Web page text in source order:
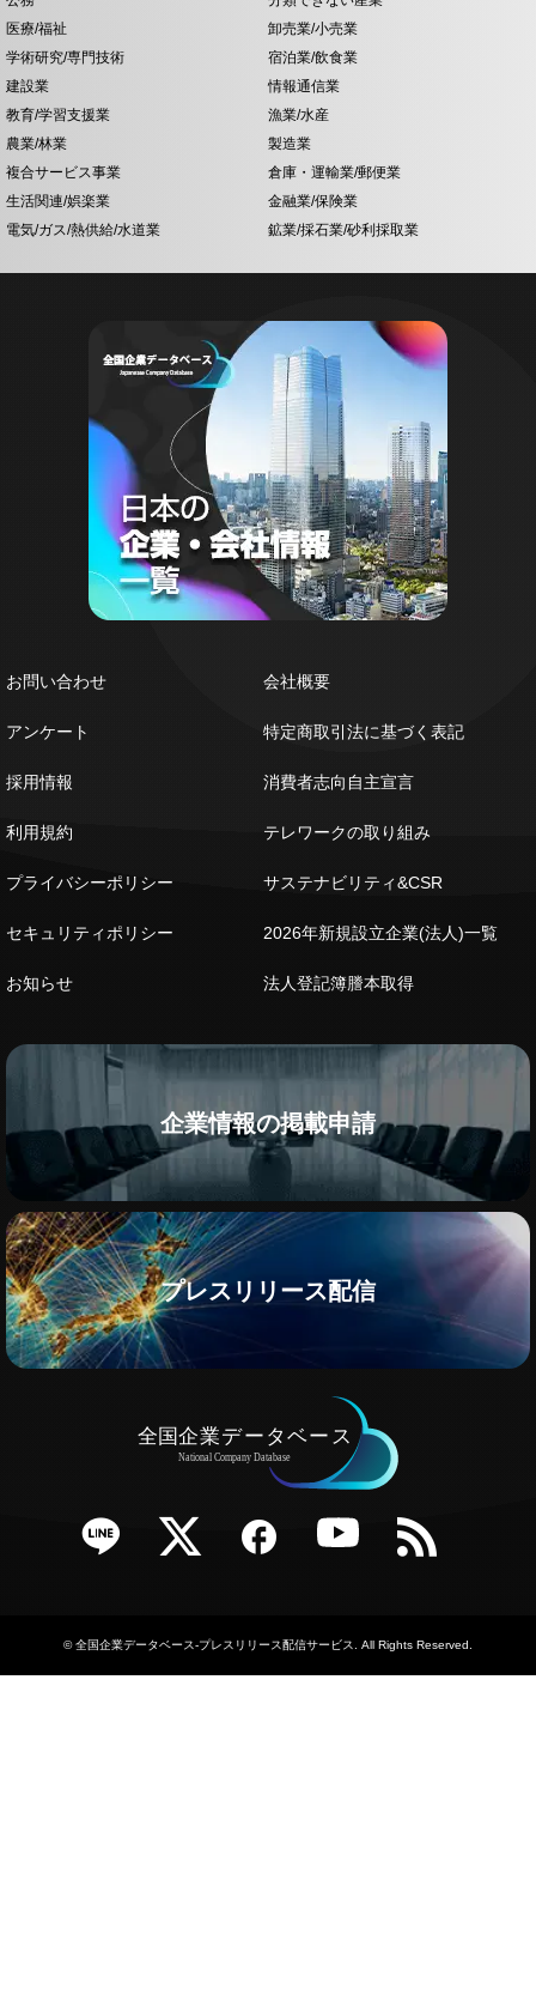
医療/福祉
卸売業/小売業
学術研究/専門技術
宿泊業/飲食業
建設業
情報通信業
教育/学習支援業
漁業/水産
農業/林業
製造業
複合サービス事業
倉庫・運輸業/郵便業
生活関連/娯楽業
金融業/保険業
電気/ガス/熱供給/水道業
鉱業/採石業/砂利採取業
お問い合わせ
アンケート
採用情報
利用規約
プライバシーポリシー
セキュリティポリシー
お知らせ
会社概要
特定商取引法に基づく表記
消費者志向自主宣言
テレワークの取り組み
サステナビリティ&CSR
2026年新規設立企業(法人)一覧
法人登記簿謄本取得
企業情報の掲載申請
プレスリリース配信
Twitter Facebook YouTube RSS
©全国企業データベース-プレスリリース配信サービス . All Rights Reserved.